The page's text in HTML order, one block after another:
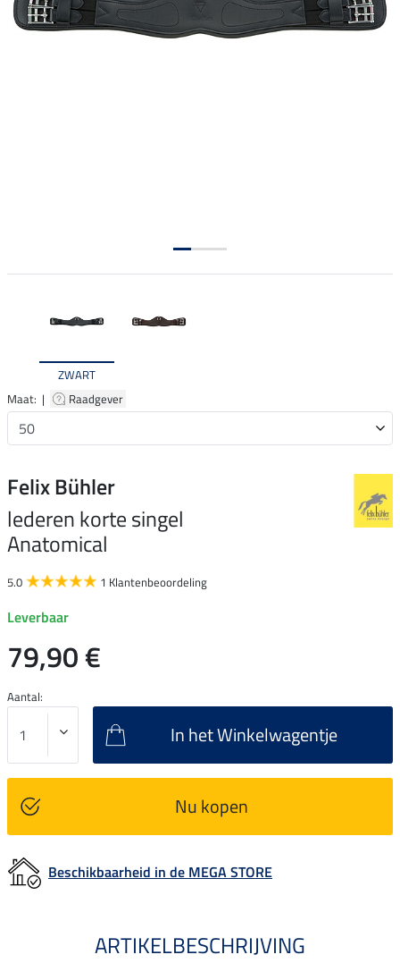
ZWART
Maat: |
Raadgever
Felix Bühler
lederen korte singel
Anatomical
5.0 1 Klantenbeoordeling
Leverbaar
79,90 €
Aantal:
In het Winkelwagentje
Nu kopen
Beschikbaarheid in de MEGA STORE
ARTIKELBESCHRIJVING